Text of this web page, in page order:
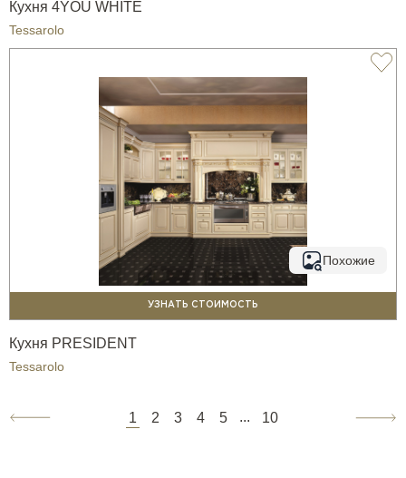
Кухня 4YOU WHITE
Tessarolo
Похожие
УЗНАТЬ СТОИМОСТЬ
Кухня PRESIDENT
Tessarolo
1 2 3 4 5 ... 10